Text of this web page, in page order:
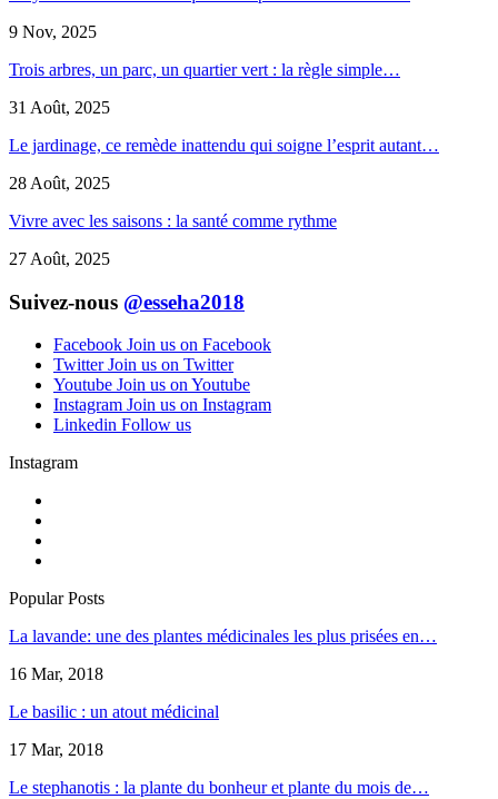
9 Nov, 2025
Trois arbres, un parc, un quartier vert : la règle simple…
31 Août, 2025
Le jardinage, ce remède inattendu qui soigne l’esprit autant…
28 Août, 2025
Vivre avec les saisons : la santé comme rythme
27 Août, 2025
Suivez-nous @esseha2018
Facebook Join us on Facebook
Twitter Join us on Twitter
Youtube Join us on Youtube
Instagram Join us on Instagram
Linkedin Follow us
Instagram
Popular Posts
La lavande: une des plantes médicinales les plus prisées en…
16 Mar, 2018
Le basilic : un atout médicinal
17 Mar, 2018
Le stephanotis : la plante du bonheur et plante du mois de…